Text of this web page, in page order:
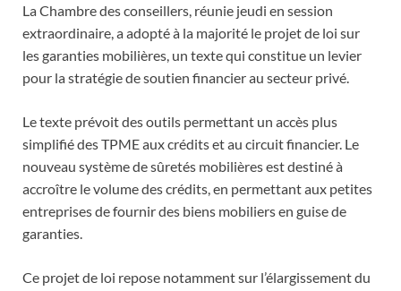
La Chambre des conseillers, réunie jeudi en session
extraordinaire, a adopté à la majorité le projet de loi sur
les garanties mobilières, un texte qui constitue un levier
pour la stratégie de soutien financier au secteur privé.
Le texte prévoit des outils permettant un accès plus
simplifié des TPME aux crédits et au circuit financier. Le
nouveau système de sûretés mobilières est destiné à
accroître le volume des crédits, en permettant aux petites
entreprises de fournir des biens mobiliers en guise de
garanties.
Ce projet de loi repose notamment sur l’élargissement du